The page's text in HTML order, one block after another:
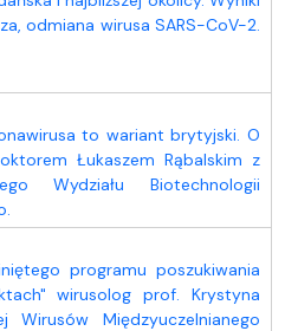
odmiana wirusa SARS-CoV-2.
to wariant brytyjski. O
Łukaszem Rąbalskim z
Wydziału Biotechnologii
programu poszukiwania
wirusolog prof. Krystyna
Wirusów Międzyuczelnianego